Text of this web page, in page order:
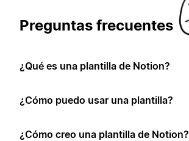
Preguntas frecuentes
¿Qué es una plantilla de Notion?
¿Cómo puedo usar una plantilla?
¿Cómo creo una plantilla de Notion?